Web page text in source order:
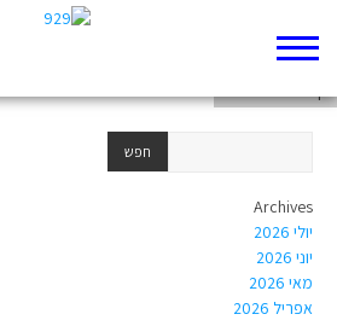
Archives
יולי 2026
יוני 2026
מאי 2026
אפריל 2026